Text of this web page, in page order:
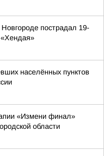
пострадал 19-
населённых пунктов
«Измени финал»
области